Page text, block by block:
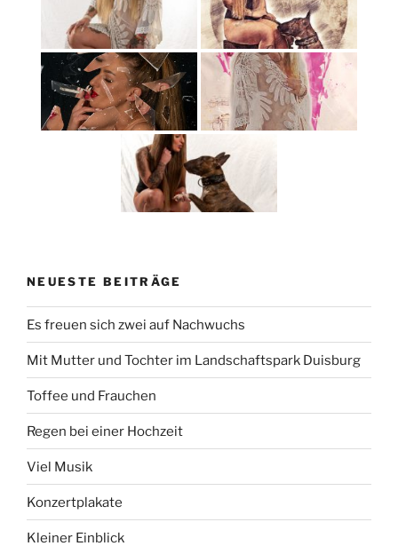
NEUESTE BEITRÄGE
Es freuen sich zwei auf Nachwuchs
Mit Mutter und Tochter im Landschaftspark Duisburg
Toffee und Frauchen
Regen bei einer Hochzeit
Viel Musik
Konzertplakate
Kleiner Einblick